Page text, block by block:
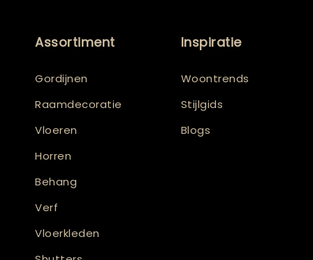
Assortiment
Gordijnen
Raamdecoratie
Vloeren
Horren
Behang
Verf
Vloerkleden
Inspiratie
Woontrends
Stijlgids
Blogs